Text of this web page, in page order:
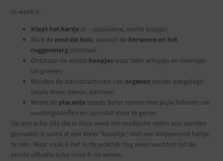
In week 6:
Klopt het hartje al – piepkleine, snelle klopjes
Sluit de neurale buis, waaruit de hersenen en het
ruggenmerg ontstaan
Ontstaan de eerste knopjes waar later armpjes en beentjes
uit groeien
Worden de basisstructuren van organen verder aangelegd
(zoals lever, nieren, darmen)
Werkt de placenta steeds beter samen met jouw lichaam om
voedingsstoffen en zuurstof door te geven
Op een echo (als die in deze week om medische reden zou worden
gemaakt) is soms al een klein “boontje” met een knipperend hartje
te zien. Maar vaak is het in de praktijk nog even wachten tot de
eerste officiële echo rond 8–10 weken.